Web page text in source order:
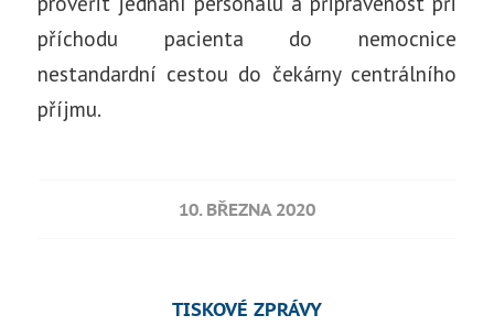
příchodu pacienta do nemocnice
nestandardní cestou do čekárny centrálního
příjmu.
10. BŘEZNA 2020
TISKOVÉ ZPRÁVY